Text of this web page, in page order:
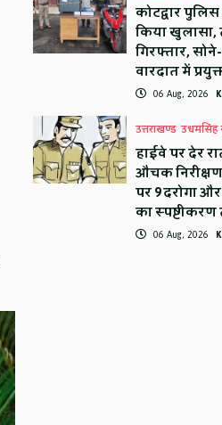
कोटद्वार
किया खुलासा,
गिरफ्तार,
वारदात में
06 Aug, 2026
उत्तराखण्ड उधमसिंह
हाईवे पर देर
औचक
पर 9 दरोगा
का
06 Aug, 2026